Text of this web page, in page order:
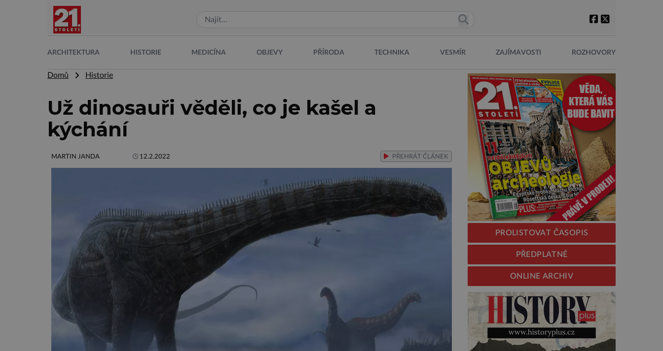
ARCHITEKTURA HISTORIE MEDICÍNA OBJEVY PŘÍRODA TECHNIKA VESMÍR ZAJÍMAVOSTI ROZHOVORY
Domů Historie
Už dinosauři věděli, co je kašel a
kýchání
MARTIN JANDA 12.2.2022 PŘEHRÁT ČLÁNEK
PROLISTOVAT ČASOPIS
PŘEDPLATNÉ
ONLINE ARCHIV